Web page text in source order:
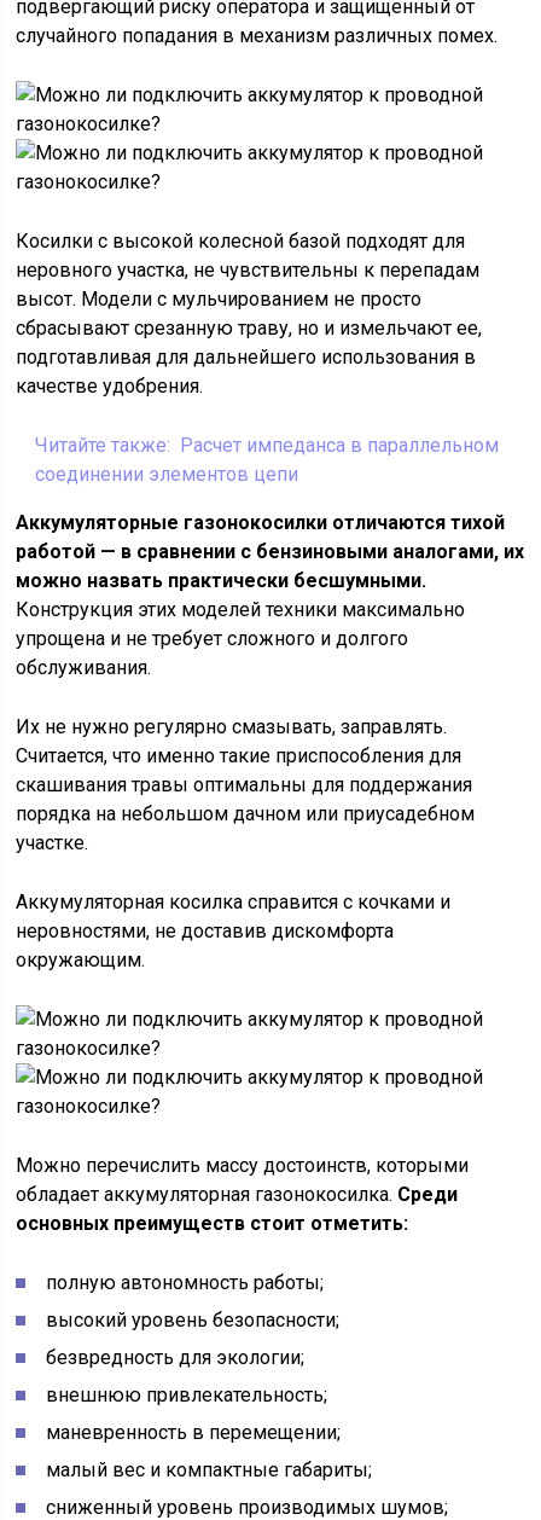
подвергающий риску оператора и защищенный от
случайного попадания в механизм различных помех.
Косилки с высокой колесной базой подходят для
неровного участка, не чувствительны к перепадам
высот. Модели с мульчированием не просто
сбрасывают срезанную траву, но и измельчают ее,
подготавливая для дальнейшего использования в
качестве удобрения.
Читайте также: Расчет импеданса в параллельном
соединении элементов цепи
Аккумуляторные газонокосилки отличаются тихой
работой — в сравнении с бензиновыми аналогами, их
можно назвать практически бесшумными.
Конструкция этих моделей техники максимально
упрощена и не требует сложного и долгого
обслуживания.
Их не нужно регулярно смазывать, заправлять.
Считается, что именно такие приспособления для
скашивания травы оптимальны для поддержания
порядка на небольшом дачном или приусадебном
участке.
Аккумуляторная косилка справится с кочками и
неровностями, не доставив дискомфорта
окружающим.
Можно перечислить массу достоинств, которыми
обладает аккумуляторная газонокосилка. Среди
основных преимуществ стоит отметить:
полную автономность работы;
высокий уровень безопасности;
безвредность для экологии;
внешнюю привлекательность;
маневренность в перемещении;
малый вес и компактные габариты;
сниженный уровень производимых шумов;